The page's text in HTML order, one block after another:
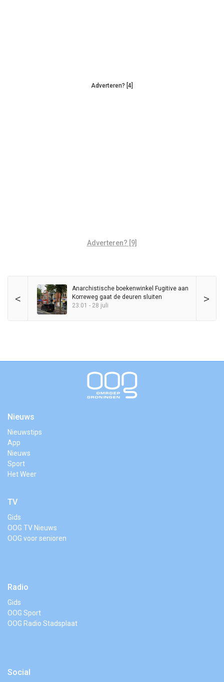
Adverteren? [4]
Adverteren? [9]
< >
Anarchistische boekenwinkel Fugitive aan
Korreweg gaat de deuren sluiten
23:01 - 28 juli
Nieuws
Nieuwstips
App
Nieuws
Sport
Het Weer
TV
Gids
OOG TV Nieuws
OOG voor senioren
Radio
Gids
OOG Sport
OOG Radio Stadsplaat
Social